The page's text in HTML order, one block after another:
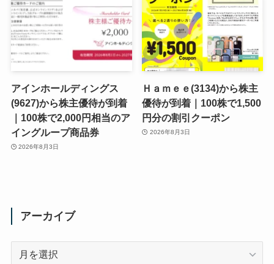
アインホールディングス
(9627)から株主優待が到着
｜100株で2,000円相当のア
イングループ商品券
2026年8月3日
Ｈａｍｅｅ(3134)から株主
優待が到着｜100株で1,500
円分の割引クーポン
2026年8月3日
アーカイブ